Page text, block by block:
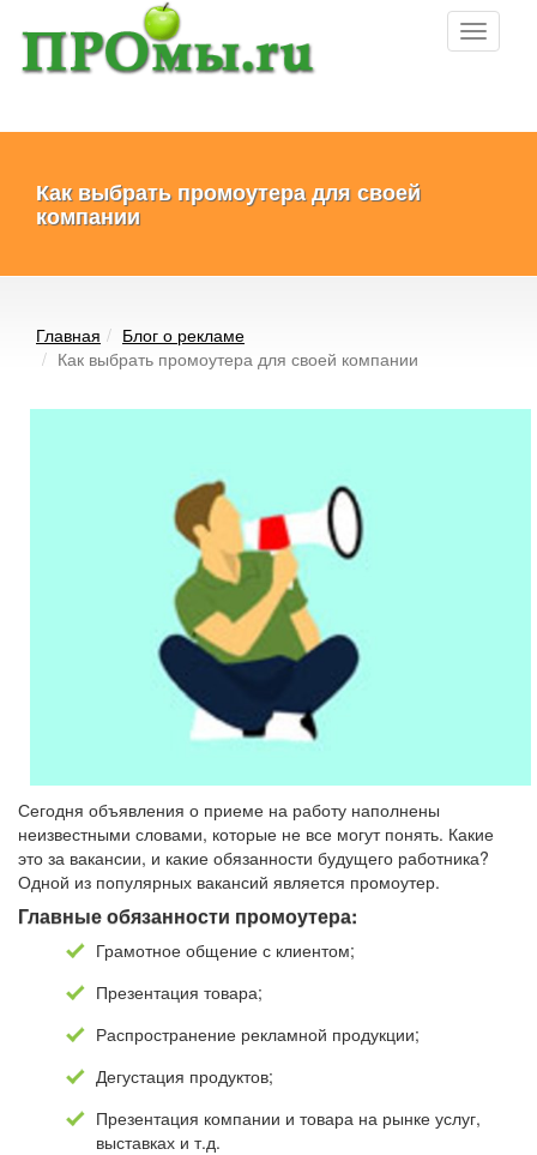
Toggle
Как выбрать промоутера для своей
компании
Главная
Блог о рекламе
Как выбрать промоутера для своей компании
Сегодня объявления о приеме на работу наполнены
неизвестными словами, которые не все могут понять. Какие
это за вакансии, и какие обязанности будущего работника?
Одной из популярных вакансий является промоутер.
Главные обязанности промоутера:
Грамотное общение с клиентом;
Презентация товара;
Распространение рекламной продукции;
Дегустация продуктов;
Презентация компании и товара на рынке услуг,
выставках и т.д.